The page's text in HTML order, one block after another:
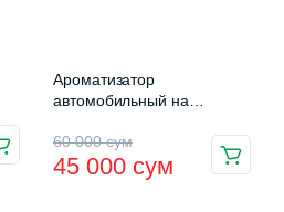
Ароматизатор
автомобильный на
Вертолет
60 000сум
Первоначальная
цена
45 000 сум
Текущая
цена: